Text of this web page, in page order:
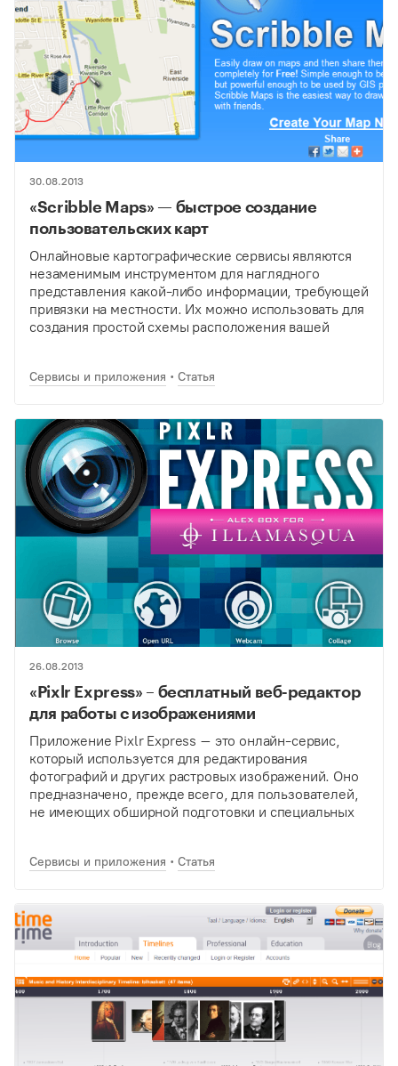
30.08.2013
«Scribble Maps» — быстрое создание
пользовательских карт
Онлайновые картографические сервисы являются
незаменимым инструментом для наглядного
представления какой-либо информации, требующей
привязки на местности. Их можно использовать для
создания простой схемы расположения вашей
реальном времени данные на карте мира. Наряду…
Сервисы и приложения Статья
26.08.2013
«Pixlr Express» – бесплатный веб-редактор
для работы с изображениями
Приложение Pixlr Express – это онлайн-сервис,
который используется для редактирования
фотографий и других растровых изображений. Оно
предназначено, прежде всего, для пользователей,
не имеющих обширной подготовки и специальных
понятными алгоритмами работы, но…
Сервисы и приложения Статья